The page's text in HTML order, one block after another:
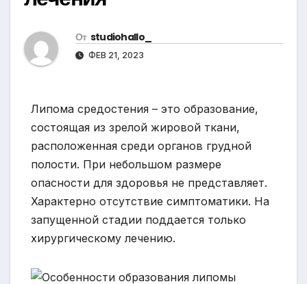
От studiohallo_
ФЕВ 21, 2023
Липома средостения – это образование,
состоящая из зрелой жировой ткани,
расположенная среди органов грудной
полости. При небольшом размере
опасности для здоровья не представляет.
Характерно отсутствие симптоматики. На
запущенной стадии поддается только
хирургическому лечению.